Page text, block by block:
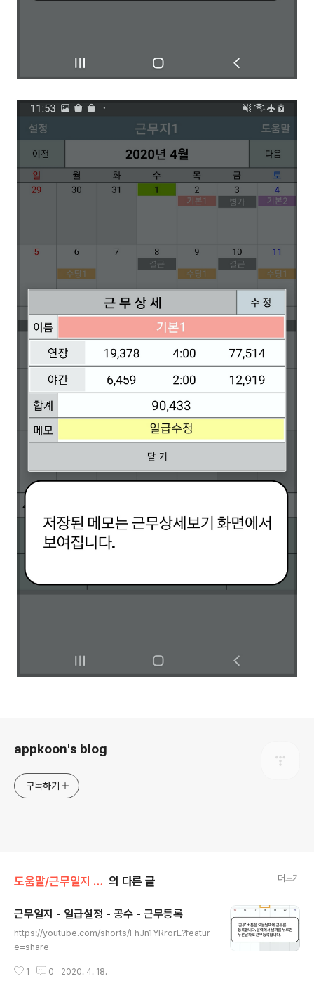
appkoon's blog
구독하기
도움말/근무일지 (안드로이드) 의 다른 글 더보기
근무일지 - 일급설정 - 공수 - 근무등록
https://youtube.com/shorts/FhJn1YRrorE?featur
e=share
1 0 2020. 4. 18.